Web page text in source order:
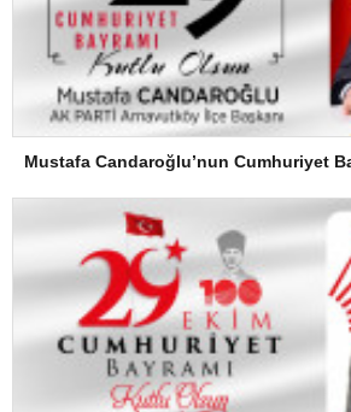
Mustafa Candaroğlu’nun Cumhuriyet